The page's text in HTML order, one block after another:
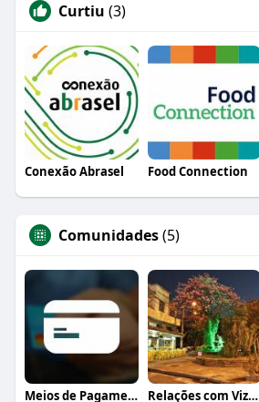
Curtiu (3)
Conexão Abrasel Food Connection
Comunidades(5)
Meios de Pagamento Relações com Vizinhança